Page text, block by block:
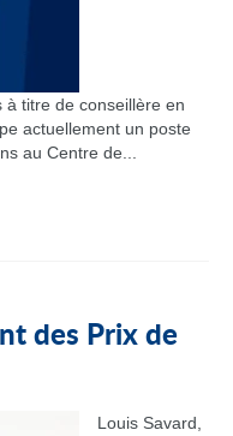
titre de conseillère en
actuellement un poste
au Centre de...
des Prix de
Louis Savard,